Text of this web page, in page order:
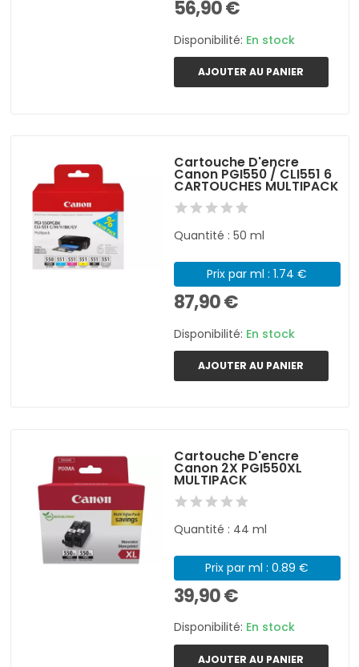
56,90 €
Disponibilité: En stock
AJOUTER AU PANIER
Cartouche D'encre
Canon PGI550 / CLI551 6
CARTOUCHES MULTIPACK
Quantité : 50 ml
Prix par ml : 1.74 €
87,90 €
Disponibilité: En stock
AJOUTER AU PANIER
Cartouche D'encre
Canon 2X PGI550XL
MULTIPACK
Quantité : 44 ml
Prix par ml : 0.89 €
39,90 €
Disponibilité: En stock
AJOUTER AU PANIER